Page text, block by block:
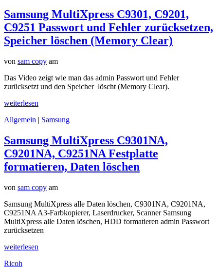
Samsung MultiXpress C9301, C9201,
C9251 Passwort und Fehler zurücksetzen,
Speicher löschen (Memory Clear)
von sam copy am
Das Video zeigt wie man das admin Passwort und Fehler
zurücksetzt und den Speicher löscht (Memory Clear).
weiterlesen
Allgemein | Samsung
Samsung MultiXpress C9301NA,
C9201NA, C9251NA Festplatte
formatieren, Daten löschen
von sam copy am
Samsung MultiXpress alle Daten löschen, C9301NA, C9201NA,
C9251NA A3-Farbkopierer, Laserdrucker, Scanner Samsung
MultiXpress alle Daten löschen, HDD formatieren admin Passwort
zurücksetzen
weiterlesen
Ricoh